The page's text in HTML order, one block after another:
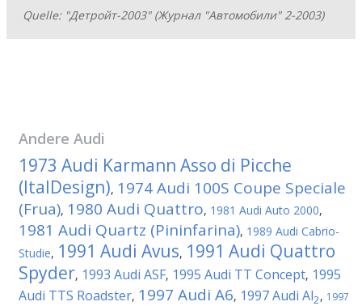
Quelle: "Детройт-2003" (Журнал "Автомобили" 2-2003)
Andere Audi
1973 Audi Karmann Asso di Picche
(ItalDesign), 1974 Audi 100S Coupe Speciale
(Frua), 1980 Audi Quattro, 1981 Audi Auto 2000,
1981 Audi Quartz (Pininfarina), 1989 Audi Cabrio-
Studie, 1991 Audi Avus, 1991 Audi Quattro
Spyder, 1993 Audi ASF, 1995 Audi TT Concept, 1995
Audi TTS Roadster, 1997 Audi A6, 1997 Audi Al2, 1997